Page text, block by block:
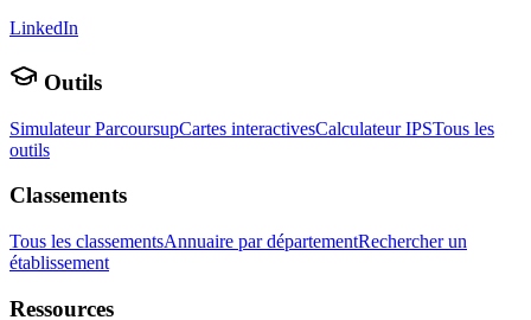
LinkedIn
Outils
Simulateur ParcoursupCartes interactivesCalculateur IPSTous les
outils
Classements
Tous les classementsAnnuaire par départementRechercher un
établissement
Ressources